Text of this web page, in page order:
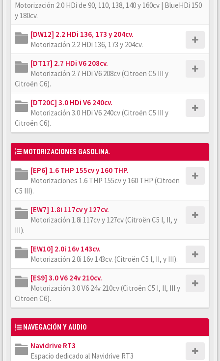
Motorización 2.0 HDi de 90, 110, 138, 140 y 160cv | BlueHDi 150
y 180cv.
[DW12] 2.2 HDi 136, 173 y 204cv.
Motorización 2.2 HDi 136, 173 y 204cv.
[DT17] 2.7 HDi V6 208cv.
Motorización 2.7 HDi V6 208cv (Citroën C5 III y
Citroën C6).
[DT20C] 3.0 HDi V6 240cv.
Motorización 3.0 HDi V6 240cv (Citroën C5 III y
Citroën C6).
MOTORIZACIONES GASOLINA.
[EP6] 1.6 THP 155cv y 160 THP.
Motorizaciones 1.6 THP 155cv y 160 THP (Citroën
C5 III).
[EW7] 1.8i 117cv y 127cv.
Motorización 1.8i 117cv y 127cv (Citroën C5 I, II, y
III).
[EW10] 2.0i 16v 143cv.
Motorización 2.0i 16v 143cv. (Citroën C5 I, II, y III).
[ES9] 3.0 V6 24v 210cv.
Motorización 3.0 V6 24v 210cv (Citroën C5 I, II, III y
Citroën C6).
NAVEGACIÓN Y AUDIO
Navidrive RT3
Espacio dedicado al Navidrive RT3